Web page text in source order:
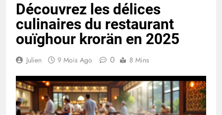
Découvrez les délices
culinaires du restaurant
ouïghour krorän en 2025
Julien 9 Mois Ago 0 8 Mins